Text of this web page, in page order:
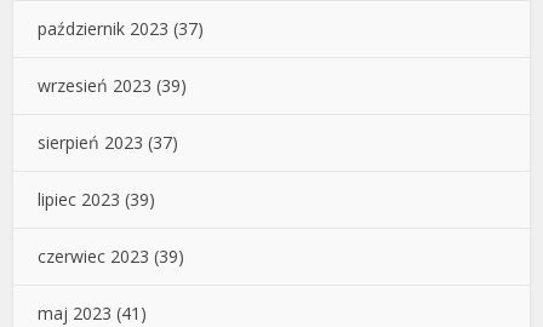
październik 2023 (37)
wrzesień 2023 (39)
sierpień 2023 (37)
lipiec 2023 (39)
czerwiec 2023 (39)
maj 2023 (41)